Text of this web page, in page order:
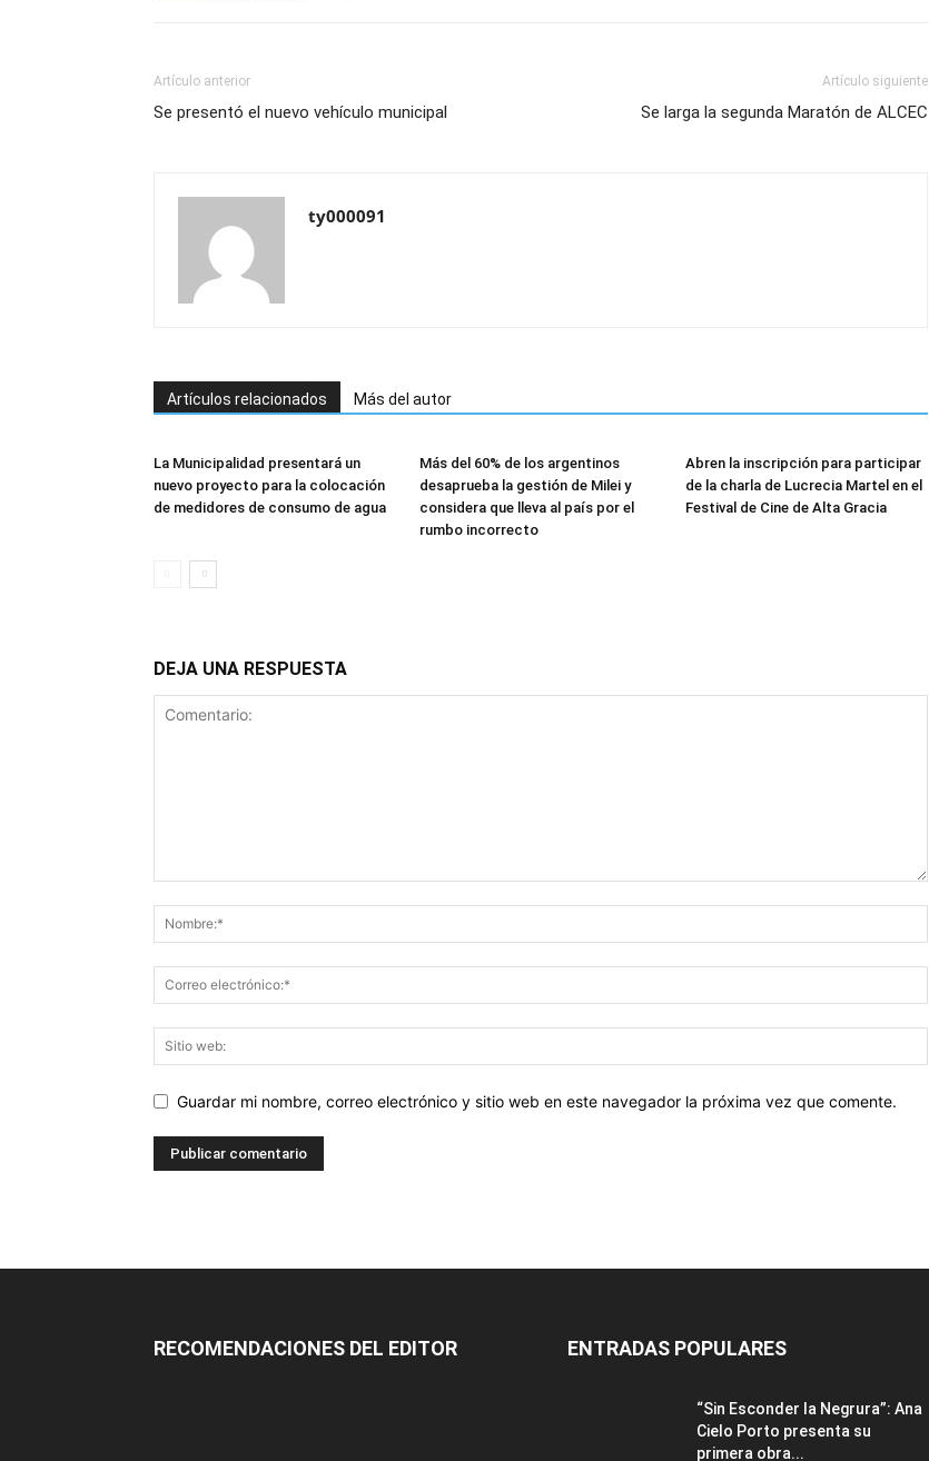
Artículo anterior
Se presentó el nuevo vehículo municipal
Artículo siguiente
Se larga la segunda Maratón de ALCEC
ty000091
Artículos relacionados Más del autor
La Municipalidad presentará un
nuevo proyecto para la colocación
de medidores de consumo de agua
Más del 60% de los argentinos
desaprueba la gestión de Milei y
considera que lleva al país por el
rumbo incorrecto
Abren la inscripción para participar
de la charla de Lucrecia Martel en el
Festival de Cine de Alta Gracia
DEJA UNA RESPUESTA
Guardar mi nombre, correo electrónico y sitio web en este navegador la próxima vez que comente.
RECOMENDACIONES DEL EDITOR ENTRADAS POPULARES
“Sin Esconder la Negrura”: Ana
Cielo Porto presenta su
primera obra...